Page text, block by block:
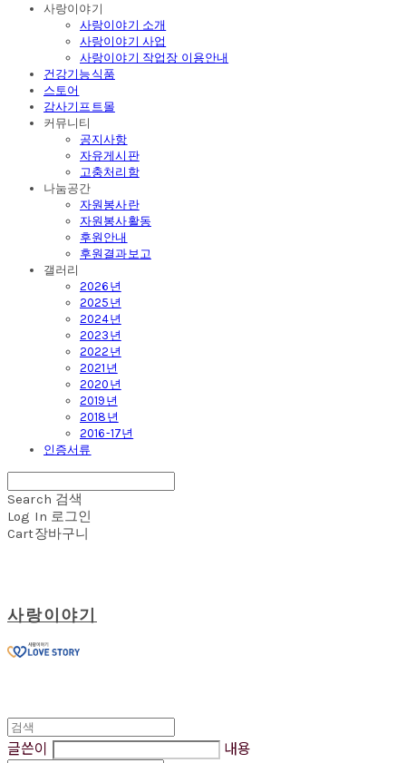
사랑이야기
사랑이야기 소개
사랑이야기 사업
사랑이야기 작업장 이용안내
건강기능식품
스토어
감사기프트몰
커뮤니티
공지사항
자유게시판
고충처리함
나눔공간
자원봉사란
자원봉사활동
후원안내
후원결과보고
갤러리
2026년
2025년
2024년
2023년
2022년
2021년
2020년
2019년
2018년
2016-17년
인증서류
Search 검색
Log In 로그인
Cart장바구니
사랑이야기
글쓴이 내용